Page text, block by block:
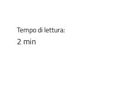
Tempo di lettura:
2 min